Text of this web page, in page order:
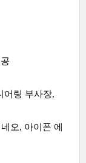
어링 부사장,
오, 아이폰 에